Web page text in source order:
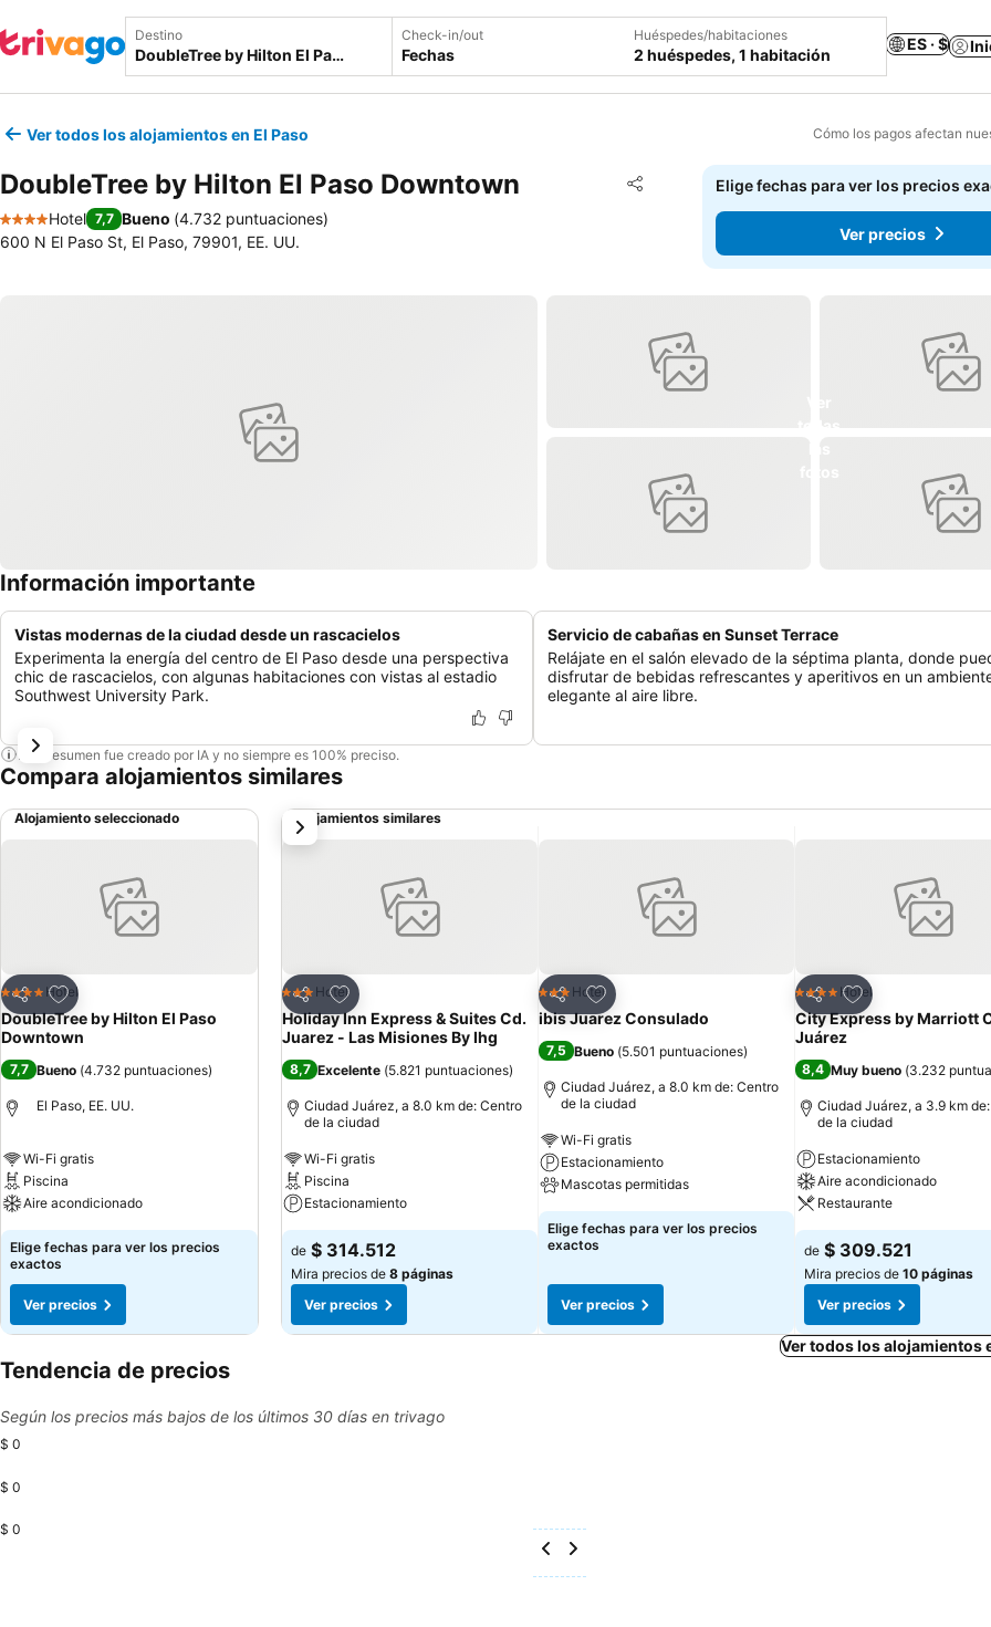
Destino Check-in/out
Fechas
Huéspedes/habitaciones
2 huéspedes, 1 habitación
ES · $
Ver todos los alojamientos en El Paso Cómo los pagos afectan
DoubleTree by Hilton El Paso Downtown Compartir
Agregar a favoritos
4 Estrellas
Hotel 7,7 Bueno (4.732 puntuaciones)
600 N El Paso St, El Paso, 79901, EE. UU.
Elige fechas para ver los precios
Ver precios
Información importante
Vistas modernas de la ciudad desde un rascacielos
Experimenta la energía del centro de El Paso desde una perspectiva
chic de rascacielos, con algunas habitaciones con vistas al estadio
Southwest University Park.
Servicio de cabañas en Sunset Terrace
Relájate en el salón elevado de la séptima planta, donde
disfrutar de bebidas refrescantes y aperitivos en un
elegante al aire libre.
Este resumen fue creado por IA y no siempre es 100% preciso.
Compara alojamientos similares
Alojamiento seleccionado
Compartir
Agregar a favoritos
4 EstrellasHotel
DoubleTree by Hilton El Paso
Downtown
7,7 Bueno (4.732 puntuaciones)
El Paso, EE. UU.
Wi-Fi gratis
Piscina
Aire acondicionado
Elige fechas para ver los precios
exactos
Ver precios
Alojamientos similares
Compartir
Agregar a favoritos
3 Estrellas
Hotel
Holiday Inn Express & Suites Cd.
Juarez - Las Misiones By Ihg
8,7 Excelente (5.821 puntuaciones)
Ciudad Juárez, a 8.0 km de: Centro
de la ciudad
Wi-Fi gratis
Piscina
Estacionamiento
de $ 314.512
Mira precios de 8 páginas
Ver precios
Compartir
Agregar a favoritos
3 Estrellas
Hotel
ibis Juarez Consulado
7,5 Bueno (5.501 puntuaciones)
Ciudad Juárez, a 8.0 km de: Centro
de la ciudad
Wi-Fi gratis
Estacionamiento
Mascotas permitidas
Elige fechas para ver los precios
exactos
Ver precios
Compartir
Agregar a
4 EstrellasHotel
City Express by Marriott
Juárez
8,4 Muy bueno (3.232
Ciudad Juárez, a 3.9 km
de la ciudad
Estacionamiento
Aire acondicionado
Restaurante
de $ 309.521
Mira precios de 10 páginas
Ver precios
siguiente
Ver todos los alojamientos
Tendencia de precios
Según los precios más bajos de los últimos 30 días en trivago
$ 0
$ 0
$ 0